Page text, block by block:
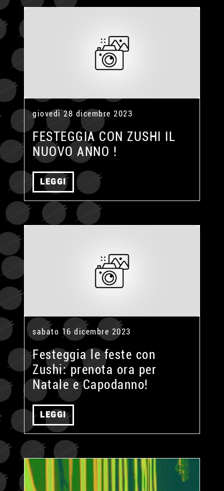
giovedì 28 dicembre 2023
FESTEGGIA CON ZUSHI IL
NUOVO ANNO !
LEGGI
sabato 16 dicembre 2023
Festeggia le feste con
Zushi: prenota ora per
Natale e Capodanno!
LEGGI